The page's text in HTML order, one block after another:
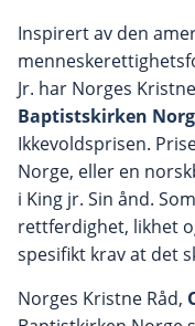
Inspirert av den
Jr. har Norges
Baptistskirken
Ikkevoldsprisen.
Norge, eller en
i King jr. Sin ånd.
rettferdighet, likhet
spesifikt krav at det
Norges Kristne Råd,